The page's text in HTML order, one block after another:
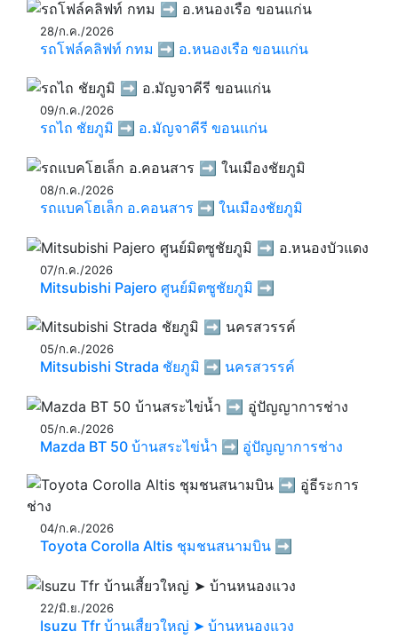
28/ก.ค./2026
รถโฟล์คลิฟท์ กทม ➡️ อ.หนองเรือ ขอนแก่น
09/ก.ค./2026
รถไถ ชัยภูมิ ➡️ อ.มัญจาคีรี ขอนแก่น
08/ก.ค./2026
รถแบคโฮเล็ก อ.คอนสาร ➡️ ในเมืองชัยภูมิ
07/ก.ค./2026
Mitsubishi Pajero ศูนย์มิตซูชัยภูมิ ➡️
05/ก.ค./2026
Mitsubishi Strada ชัยภูมิ ➡️ นครสวรรค์
05/ก.ค./2026
Mazda BT 50 บ้านสระไข่น้ำ ➡️ อู่ปัญญาการช่าง
04/ก.ค./2026
Toyota Corolla Altis ชุมชนสนามบิน ➡️
22/มิ.ย./2026
Isuzu Tfr บ้านเสี้ยวใหญ่ ➤ บ้านหนองแวง